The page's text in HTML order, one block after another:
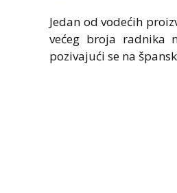
Jedan od vodećih
većeg broja radnika
pozivajući se na